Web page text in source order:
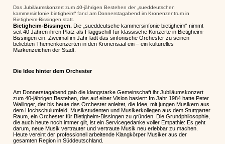
Das Jubiläumskonzert zum 40-jährigen Bestehen der „sueddeutschen
kammersinfonie bietigheim“ fand am Donnerstagabend im Kronenzentrum in
Bietigheim-Bissingen statt.
Bietigheim-Bissingen.Die „sueddeutsche kammersinfonie bietigheim“ nimmt
seit 40 Jahren ihren Platz als Flaggschiff für klassische Konzerte in Bietigheim-
Bissingen ein. Zweimal im Jahr lädt das sinfonische Orchester zu seinen
beliebten Themenkonzerten in den Kronensaal ein – ein kulturelles
Markenzeichen der Stadt.
Die Idee hinter dem Orchester
Am Donnerstagabend gab die klangstarke Gemeinschaft ihr Jubiläumskonzert
zum 40-jährigen Bestehen, das auf einer Vision basiert: Im Jahr 1984 hatte Peter
Wallinger, der bis heute das Orchester anleitet, die Idee, mit jungen Musikern aus
dem Hochschulumfeld, Musikstudenten und Musikerkollegen aus dem Stuttgarter
Raum, ein Orchester für Bietigheim-Bissingen zu gründen. Die Grundphilosophie,
die auch heute noch immer gilt, ist ein Servicegedanke voller Empathie: Es geht
darum, neue Musik vertrauter und vertraute Musik neu erlebbar zu machen.
Heute vereint der professionell arbeitende Klangkörper Musiker aus der
gesamten Region in Süddeutschland.